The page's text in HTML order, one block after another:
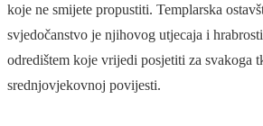
koje ne smijete propustiti. Templarska
svjedočanstvo je njihovog utjecaja i
odredištem koje vrijedi posjetiti za svakoga
srednjovjekovnoj povijesti.